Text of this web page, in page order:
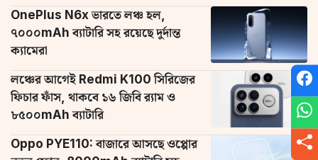
OnePlus N6x ভারতে লঞ্চ হল,
৭০০০mAh ব্যাটারি সহ রয়েছে দুর্দান্ত
ক্যামেরা
লঞ্চের আগেই Redmi K100 সিরিজের
ফিচার ফাঁস, থাকবে ১৬ জিবি র‌্যাম ও
৮৫০০mAh ব্যাটারি
Oppo PYE110: বাজারে আসছে ওপ্পোর